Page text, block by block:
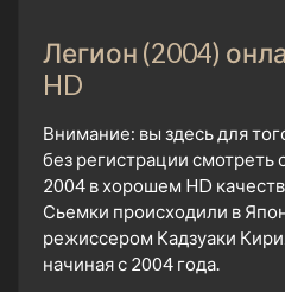
Легион (2004)
HD
Внимание: вы здесь для
без регистрации
2004 в хорошем HD
Сьемки происходили в
режиссером Кадзуаки
начиная с 2004 года.